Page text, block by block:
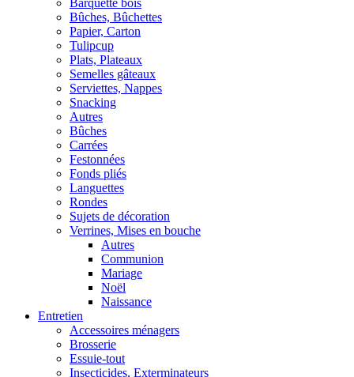
Barquette bois
Bûches, Bûchettes
Papier, Carton
Tulipcup
Plats, Plateaux
Semelles gâteaux
Serviettes, Nappes
Snacking
Autres
Bûches
Carrées
Festonnées
Fonds pliés
Languettes
Rondes
Sujets de décoration
Verrines, Mises en bouche
Autres
Communion
Mariage
Noël
Naissance
Entretien
Accessoires ménagers
Brosserie
Essuie-tout
Insecticides, Exterminateurs